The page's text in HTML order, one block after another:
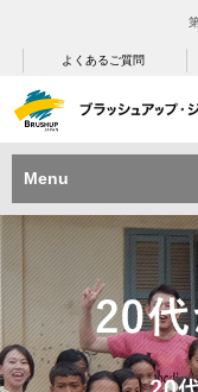
よくあるご質問
Menu